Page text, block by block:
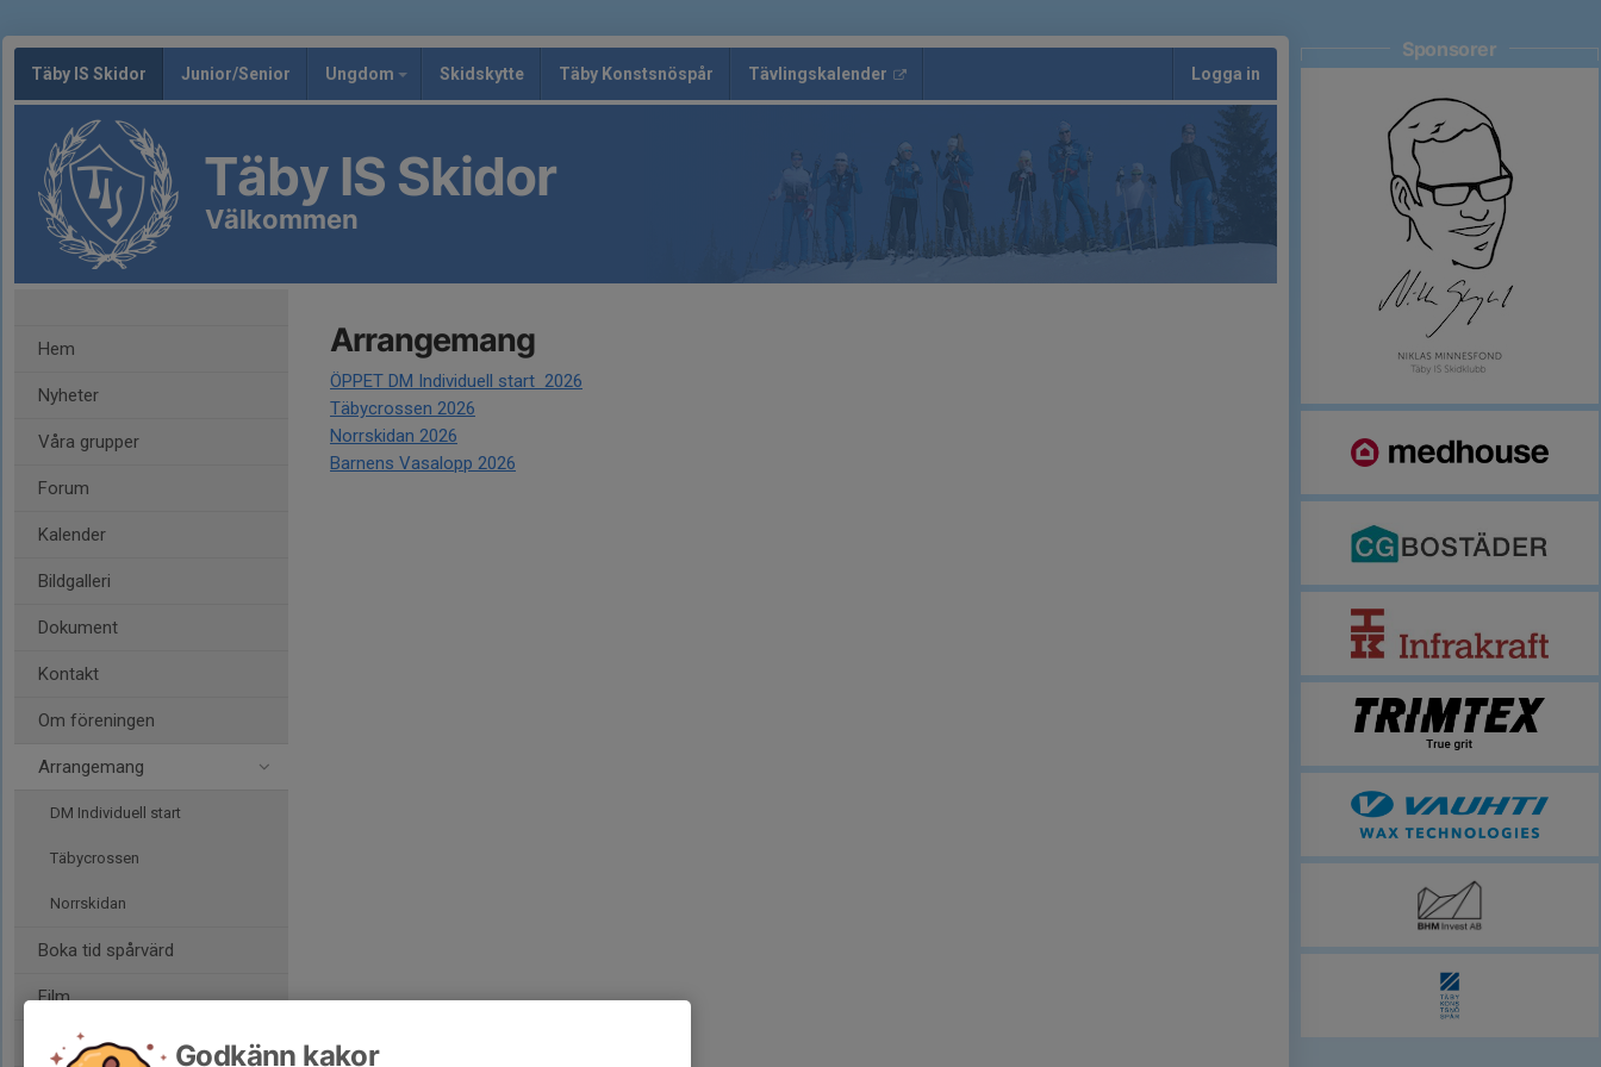
Täby IS Skidor Junior/Senior Ungdom Skidskytte Täby Konstsnöspår Tävlingskalender Logga in
Täby IS Skidor
Välkommen
Hem
Nyheter
Våra grupper
Forum
Kalender
Bildgalleri
Dokument
Kontakt
Om föreningen
Arrangemang
DM Individuell start
Täbycrossen
Norrskidan
Boka tid spårvärd
Film
Länkar
Arrangemang
ÖPPET DM Individuell start 2026
Täbycrossen 2026
Norrskidan 2026
Barnens Vasalopp 2026
Sponsorer
Godkänn kakor